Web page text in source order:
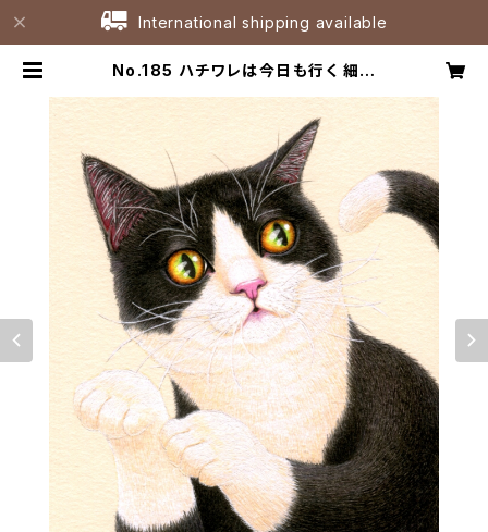
International shipping available
No.185 ハチワレは今日も行く 細密